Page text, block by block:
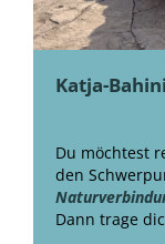
Katja-
Du möchtest
den
Dann trage